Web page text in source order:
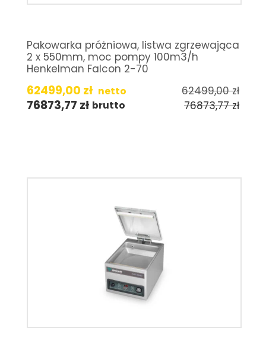
Pakowarka próżniowa, listwa zgrzewająca
2 x 550mm, moc pompy 100m3/h
Henkelman Falcon 2-70
62499,00 zł netto 62499,00zł
76873,77 zł brutto 76873,77zł